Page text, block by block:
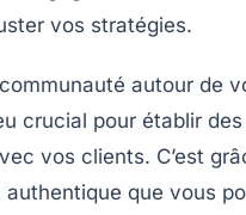
vos stratégies.
communauté autour de
crucial pour établir
vos clients. C’est
authentique que vous